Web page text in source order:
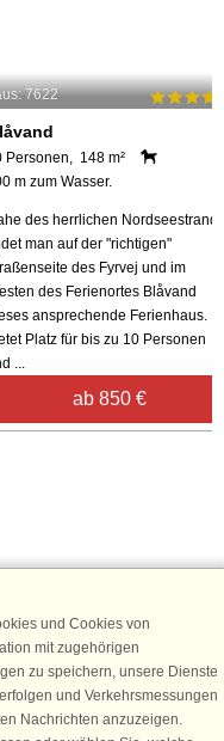
7622
Personen, 148 m²
m zum Wasser.
des herrlichen
man auf der "richtigen"
des Fyrvej und im
des Ferienortes Blåvand
ansprechende Ferienhaus.
Platz für bis zu 10 Personen
...
ab 850 €
an
25 € für Ihren nächsten
den DanCenter Newsletter
Gewinnspiele und
und Cookies von
mit zugehörigen
zu speichern, unsere Dienste
und Verkehrsmessungen
Nachrichten anzuzeigen.